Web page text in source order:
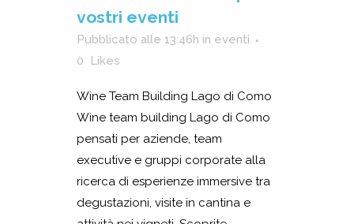
vostri eventi
Pubblicato alle 13:46h in eventi
0
Likes
Wine Team Building Lago di Como
Wine team building Lago di Como
pensati per aziende, team
executive e gruppi corporate alla
ricerca di esperienze immersive tra
degustazioni, visite in cantina e